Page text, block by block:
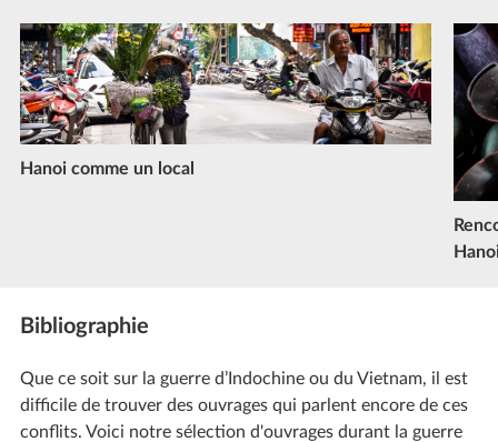
Hanoi comme un local
Bibliographie
Que ce soit sur la guerre d’Indochine ou du Vietnam, il est
difficile de trouver des ouvrages qui parlent encore de ces
conflits. Voici notre sélection d'ouvrages durant la guerre